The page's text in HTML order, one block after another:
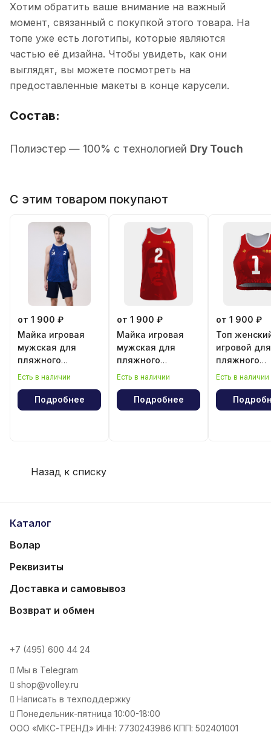
Хотим обратить ваше внимание на важный
момент, связанный с покупкой этого товара. На
топе уже есть логотипы, которые являются
частью её дизайна. Чтобы увидеть, как они
выглядят, вы можете посмотреть на
предоставленные макеты в конце карусели.
Состав:
Полиэстер — 100% с технологией Dry Touch
С этим товаром покупают
от 1 900 ₽
Майка игровая
мужская для
пляжного
волейбола
Есть в наличии
Подробнее
от 1 900 ₽
Майка игровая
мужская для
пляжного
волейбола
Гевара"
Есть в наличии
Подробнее
от 1 900 ₽
Топ
игровой для
пляжного
волейбола
Гевара"
Есть в наличии
Назад к списку
Каталог
Волар
Реквизиты
Доставка и самовывоз
Возврат и обмен
+7 (495) 600 44 24
Мы в Telegram
shop@volley.ru
Написать в техподдержку
Понедельник-пятница 10:00-18:00
ООО «МКС-ТРЕНД» ИНН: 7730243986 КПП: 502401001